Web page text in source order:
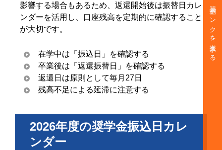
奨学金バンクを支援する
影響する場合もあるため、返還開始後は振替日カレ
ンダーを活用し、口座残高を定期的に確認すること
が大切です。
在学中は「振込日」を確認する
卒業後は「返還振替日」を確認する
返還日は原則として毎月27日
残高不足による延滞に注意する
2026年度の奨学金振込日カレ
ンダー